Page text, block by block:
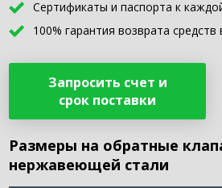
Сертификаты и паспорта к
100% гарантия возврата средств
Запросить счет и
срок поставки
Размеры на обратные
нержавеющей стали